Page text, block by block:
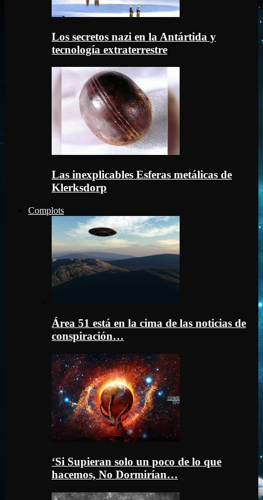
Los secretos nazi en la Antártida y
tecnología extraterrestre
Las inexplicables Esferas metálicas de
Klerksdorp
Complots
Área 51 está en la cima de las noticias de
conspiración…
‘Si Supieran solo un poco de lo que
hacemos, No Dormirían…